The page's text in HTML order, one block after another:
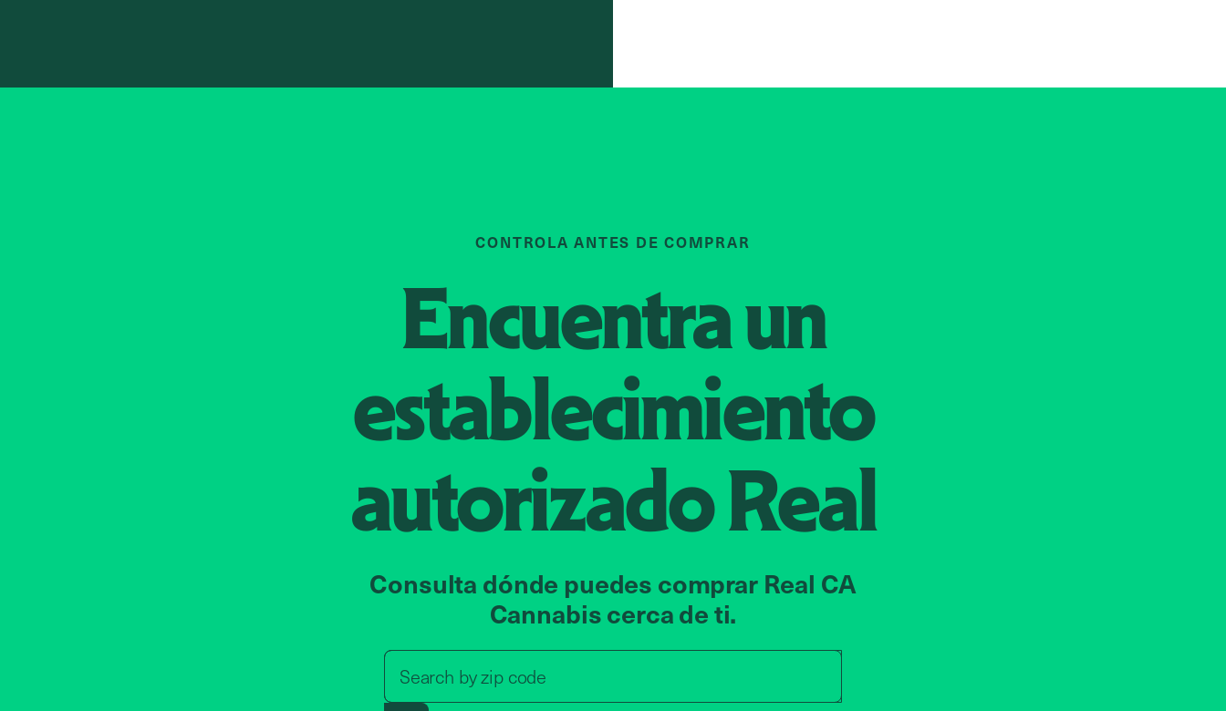
CONTROLA ANTES DE COMPRAR
Encuentra un
establecimiento
autorizadoReal
Consulta dónde puedes comprar Real CA
Cannabis cerca de ti.
Search byzip code
Search by zip code, address, or store name